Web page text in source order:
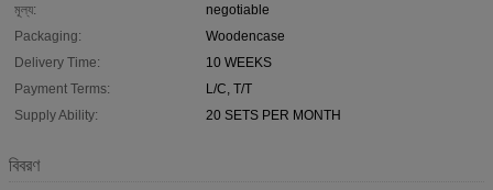
মূল্য:
negotiable
Packaging:
Woodencase
Delivery Time:
10 WEEKS
Payment Terms:
L/C, T/T
Supply Ability:
20 SETS PER MONTH
বিবরণ